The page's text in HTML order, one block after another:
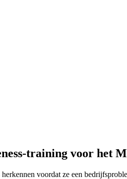
training voor het
voordat ze een